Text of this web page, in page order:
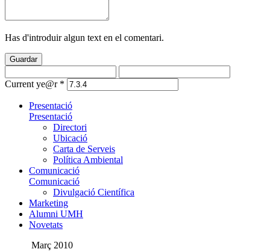
Has d'introduir algun text en el comentari.
Guardar
Current ye@r *
Presentació
Presentació
Directori
Ubicació
Carta de Serveis
Política Ambiental
Comunicació
Comunicació
Divulgació Científica
Marketing
Alumni UMH
Novetats
Març 2010